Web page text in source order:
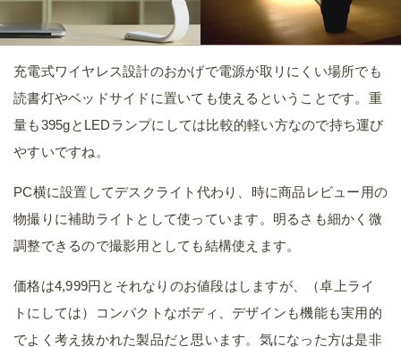
充電式ワイヤレス設計のおかげで電源が取リにくい場所でも
読書灯やベッドサイドに置いても使えるということです。重
量も395gとLEDランプにしては比較的軽い方なので持ち運び
やすいですね。
PC横に設置してデスクライト代わり、時に商品レビュー用の
物撮りに補助ライトとして使っています。明るさも細かく微
調整できるので撮影用としても結構使えます。
価格は4,999円とそれなりのお値段はしますが、（卓上ライ
トにしては）コンパクトなボディ、デザインも機能も実用的
でよく考え抜かれた製品だと思います。気になった方は是非